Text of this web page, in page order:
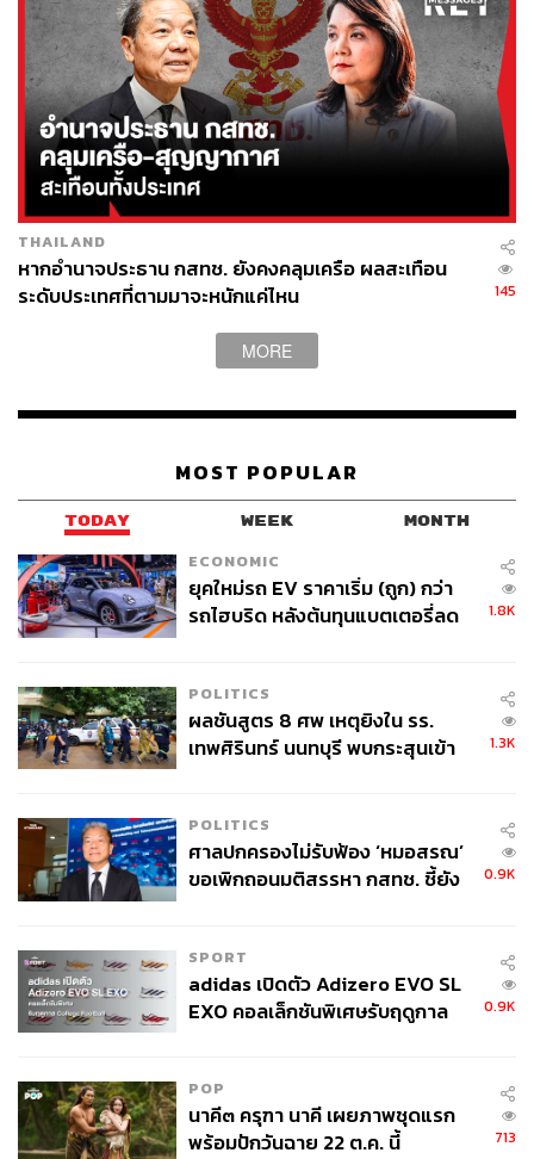
285
กรทอง วิริยะเศวตกุล
นักสื่อสารดาราศาสตร์ ครีเอเตอร์ด้านอวกาศ
THAILAND
หากอำนาจประธาน กสทช. ยังคงคลุมเครือ ผลสะเทือน
ระดับประเทศที่ตามมาจะหนักแค่ไหน
145
MORE
MOST POPULAR
TODAY WEEK MONTH
ECONOMIC
ยุคใหม่รถ EV ราคาเริ่ม (ถูก) กว่า
รถไฮบริด หลังต้นทุนแบตเตอรี่ลด
1.8K
POLITICS
ผลชันสูตร 8 ศพ เหตุยิงใน รร.
เทพศิรินทร์ นนทบุรี พบกระสุนเข้า
1.3K
POLITICS
ศาลปกครองไม่รับฟ้อง ‘หมอสรณ’
ขอเพิกถอนมติสรรหา กสทช. ชี้ยัง
0.9K
SPORT
adidas เปิดตัว Adizero EVO SL
EXO คอลเล็กชันพิเศษรับฤดูกาล
0.9K
POP
นาคี๓ ครุฑา นาคี เผยภาพชุดแรก
พร้อมปักวันฉาย 22 ต.ค. นี้
713